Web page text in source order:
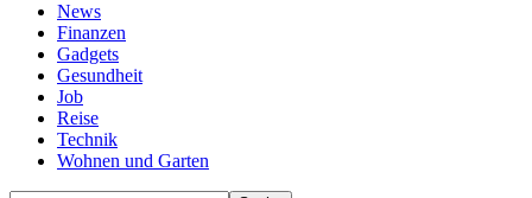
News
Finanzen
Gadgets
Gesundheit
Job
Reise
Technik
Wohnen und Garten